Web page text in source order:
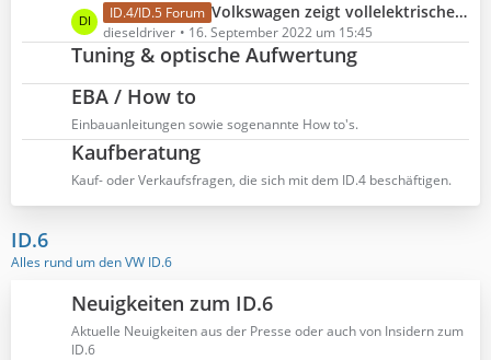
L
e
t
t
e
B
e
i
t
ä
g
e
ID.4/ID.5 Forum Volkswagen zeigt vollelektrische Offroad-Studie ID. XTREME
dieseldriver 16. September 2022 um 15:45
Tuning & optische Aufwertung
EBA / How to
Einbauanleitungen sowie sogenannte How to's.
Kaufberatung
Kauf- oder Verkaufsfragen, die sich mit dem ID.4 beschäftigen.
ID.6
Alles rund um den VW ID.6
Neuigkeiten zum ID.6
Aktuelle Neuigkeiten aus der Presse oder auch von Insidern zum
ID.6